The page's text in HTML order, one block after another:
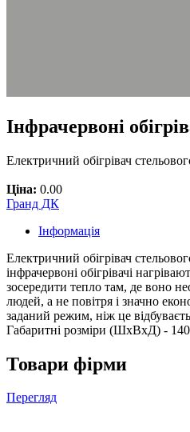
Інфрачервоні
Електричний обігрівач
Ціна: 0.00
Гранд ДК
Інформація
Електричний обігрівач
інфрачервоні обігрівачі
зосередити тепло там, де воно
людей, а не повітря і значно
заданий режим, ніж це
Габаритні розміри (ШхВхД) -
Товари фірми
Перегляд